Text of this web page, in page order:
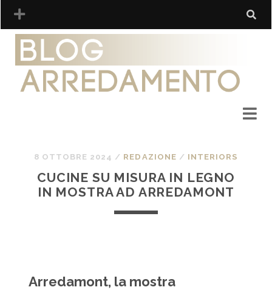
8 OTTOBRE 2024 / REDAZIONE / INTERIORS
CUCINE SU MISURA IN LEGNO
IN MOSTRA AD ARREDAMONT
Arredamont, la mostra